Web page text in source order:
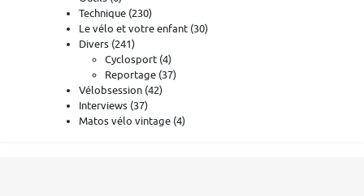
Technique (230)
Le vélo et votre enfant (30)
Divers (241)
Cyclosport (4)
Reportage (37)
Vélobsession (42)
Interviews (37)
Matos vélo vintage (4)